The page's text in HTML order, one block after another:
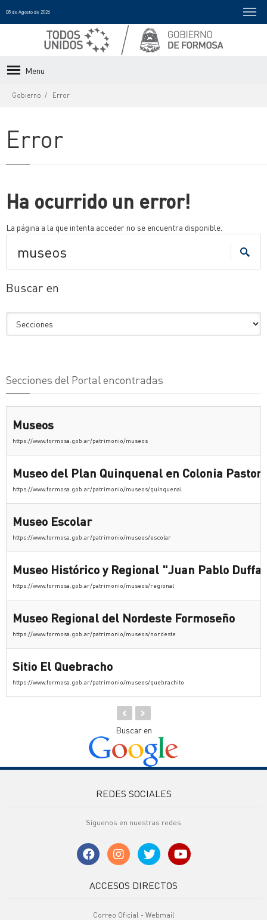
08 de Agosto de 2026
Menu
Gobierno Error
Error
Ha ocurrido un error!
La página a la que intenta acceder no se encuentra disponible.
Buscar en
Secciones del Portal encontradas
Museos
https://www.formosa.gob.ar/patrimonio/museos
Museo del Plan Quinquenal en Colonia
https://www.formosa.gob.ar/patrimonio/museos/quinquenal
Museo Escolar
https://www.formosa.gob.ar/patrimonio/museos/escolar
Museo Histórico y Regional "Juan Pablo
https://www.formosa.gob.ar/patrimonio/museos/regional
Museo Regional del Nordeste Formoseño
https://www.formosa.gob.ar/patrimonio/museos/nordeste
Sitio El Quebracho
https://www.formosa.gob.ar/patrimonio/museos/quebrachito
Buscar en
REDES SOCIALES
Síguenos en nuestras redes
ACCESOS DIRECTOS
Correo Oficial - Webmail